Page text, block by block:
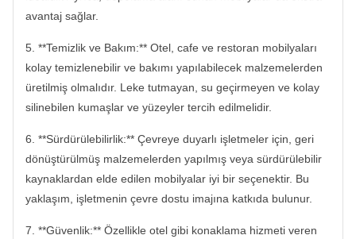
avantaj sağlar.
5. **Temizlik ve Bakım:** Otel, cafe ve restoran mobilyaları
kolay temizlenebilir ve bakımı yapılabilecek malzemelerden
üretilmiş olmalıdır. Leke tutmayan, su geçirmeyen ve kolay
silinebilen kumaşlar ve yüzeyler tercih edilmelidir.
6. **Sürdürülebilirlik:** Çevreye duyarlı işletmeler için, geri
dönüştürülmüş malzemelerden yapılmış veya sürdürülebilir
kaynaklardan elde edilen mobilyalar iyi bir seçenektir. Bu
yaklaşım, işletmenin çevre dostu imajına katkıda bulunur.
7. **Güvenlik:** Özellikle otel gibi konaklama hizmeti veren